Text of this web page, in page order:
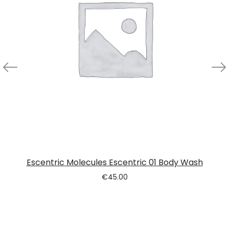
Escentric Molecules Escentric 01 Body Wash
€45.00